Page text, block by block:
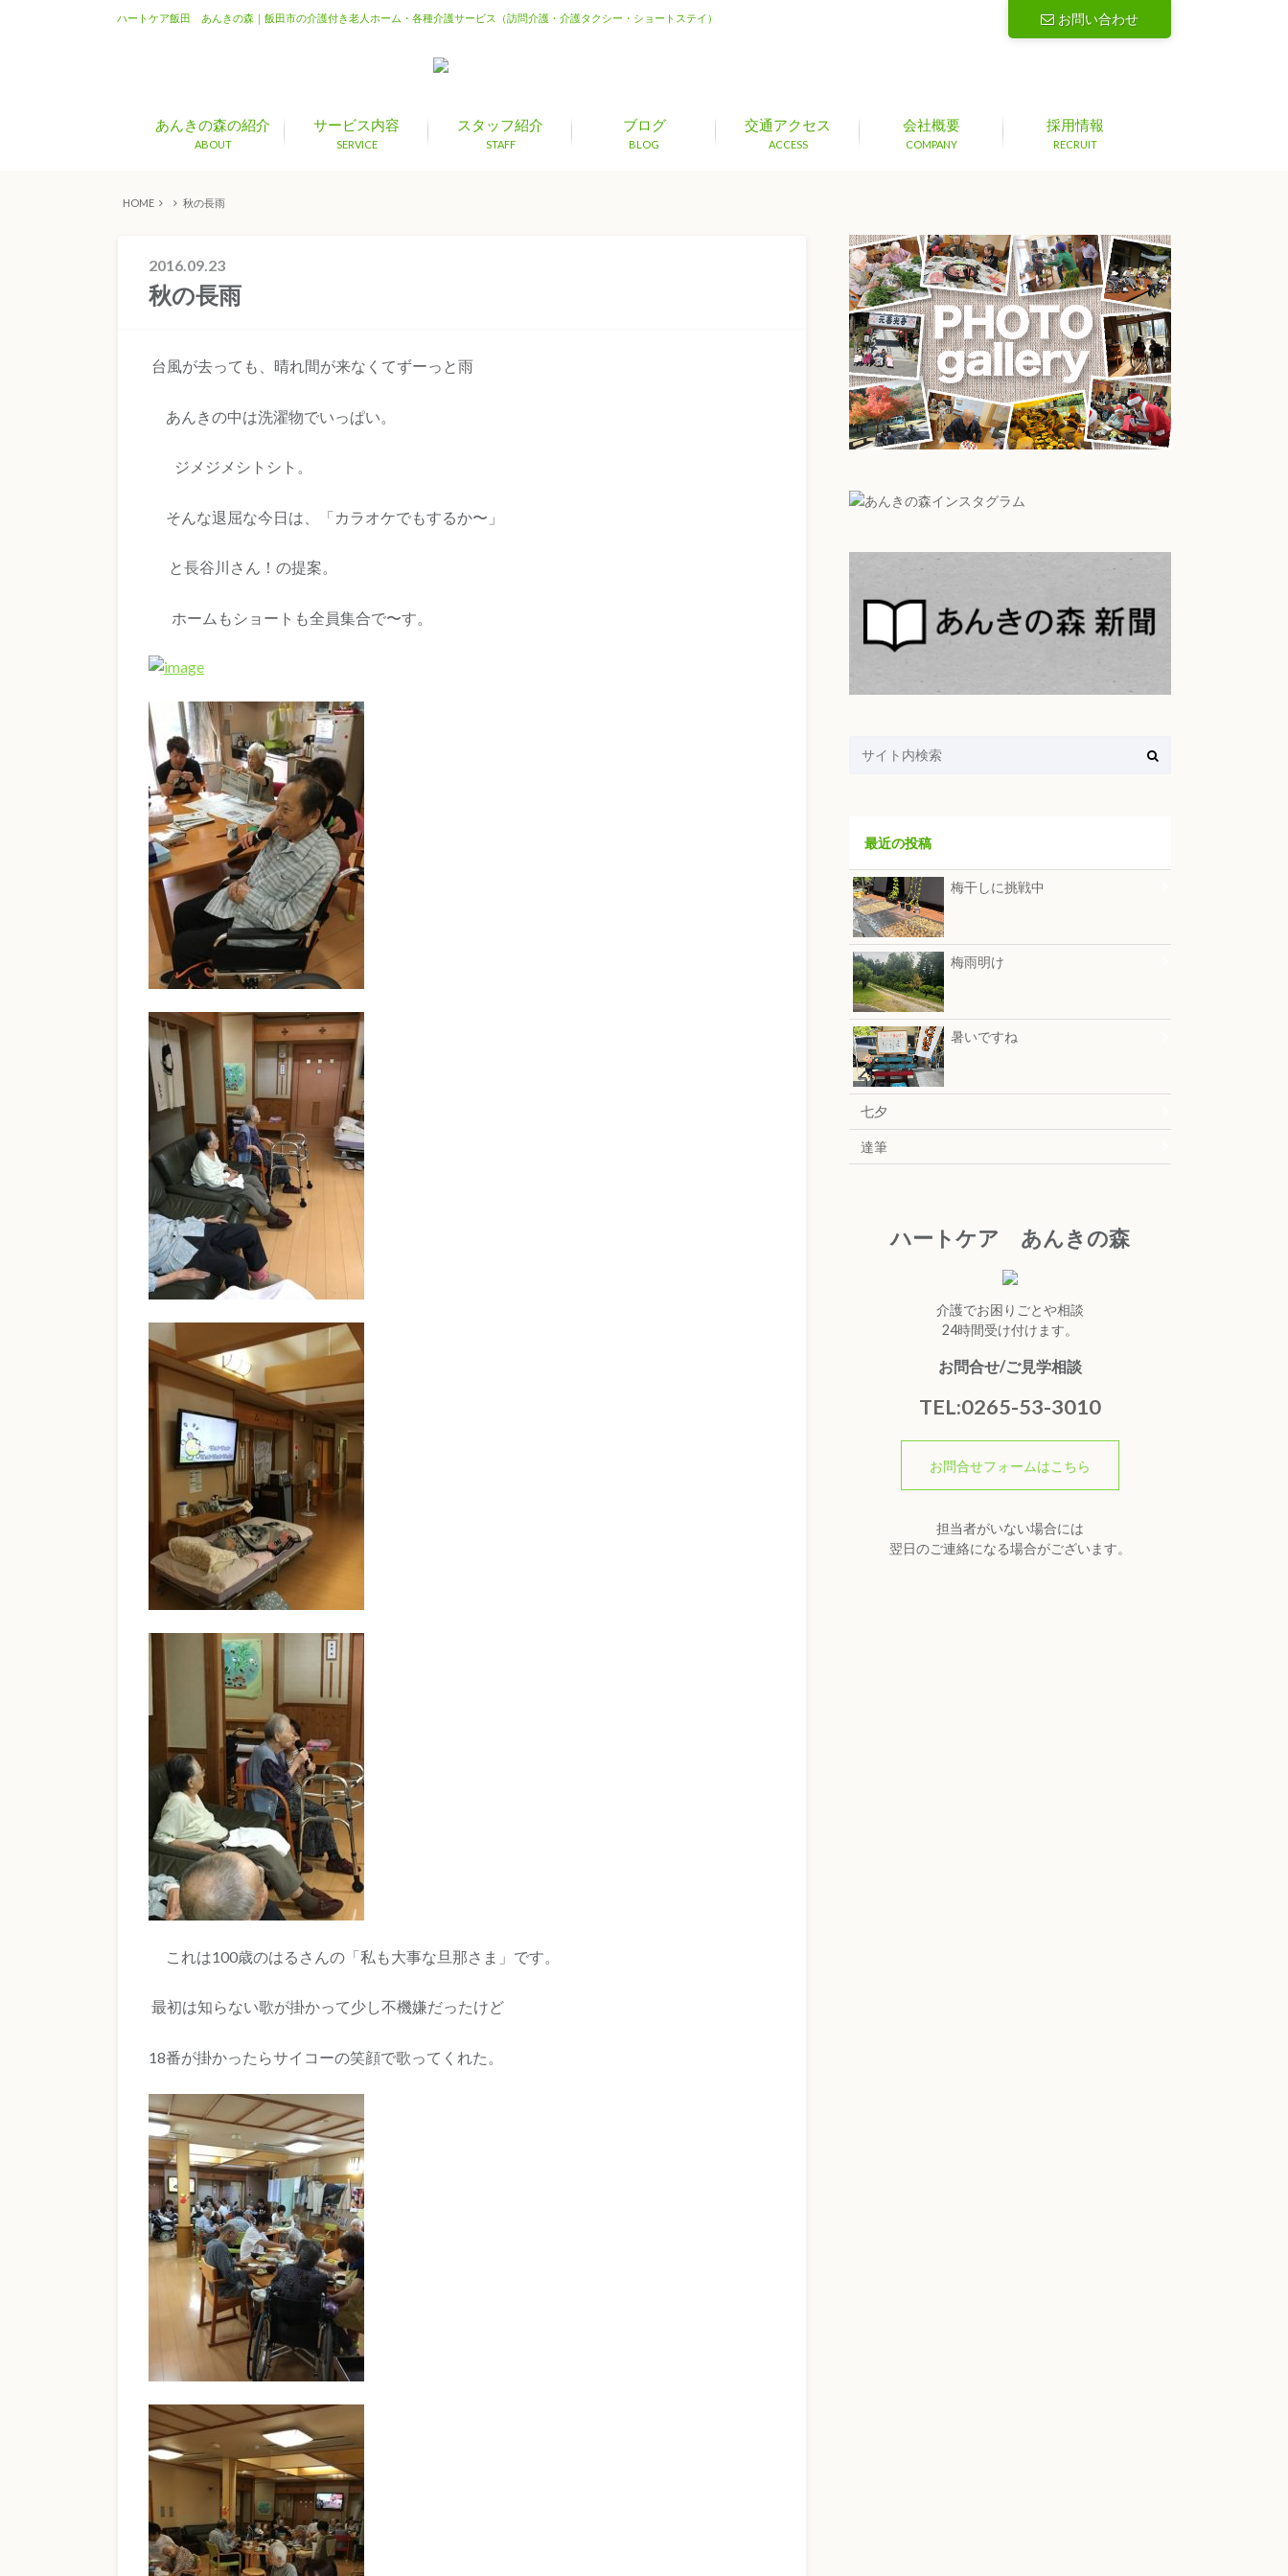
ハートケア飯田 あんきの森｜飯田市の介護付き老人ホーム・各種介護サービス（訪問介護・介護タクシー・ショートステイ） お問い合わせ
ABOUT
あんきの森の紹介
SERVICE
サービス内容
STAFF
スタッフ紹介
BLOG
ブログ
ACCESS
交通アクセス
COMPANY
会社概要
RECRUIT
採用情報
HOME 秋の長雨
2016.09.23
秋の長雨
台風が去っても、晴れ間が来なくてずーっと雨
あんきの中は洗濯物でいっぱい。
ジメジメシトシト。
そんな退屈な今日は、「カラオケでもするか〜」
と長谷川さん！の提案。
ホームもショートも全員集合で〜す。
これは100歳のはるさんの「私も大事な旦那さま」です。
最初は知らない歌が掛かって少し不機嫌だったけど
18番が掛かったらサイコーの笑顔で歌ってくれた。
最近の投稿
梅干しに挑戦中
梅雨明け
暑いですね
七夕
達筆
ハートケア あんきの森
介護でお困りごとや相談
24時間受け付けます。
お問合せ/ご見学相談
TEL:0265-53-3010
お問合せフォームはこちら
担当者がいない場合には
翌日のご連絡になる場合がございます。